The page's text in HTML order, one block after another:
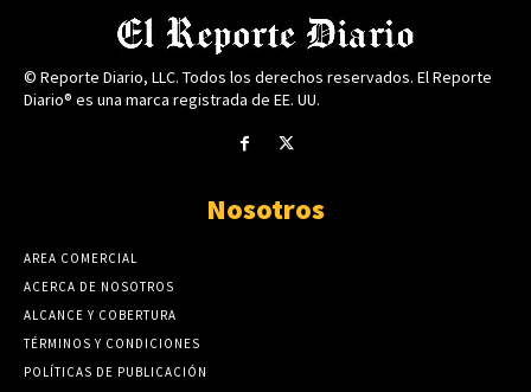
© Reporte Diario, LLC. Todos los derechos reservados. El Reporte
Diario® es una marca registrada de EE. UU.
Nosotros
AREA COMERCIAL
ACERCA DE NOSOTROS
ALCANCE Y COBERTURA
TÉRMINOS Y CONDICIONES
POLÍTICAS DE PUBLICACIÓN